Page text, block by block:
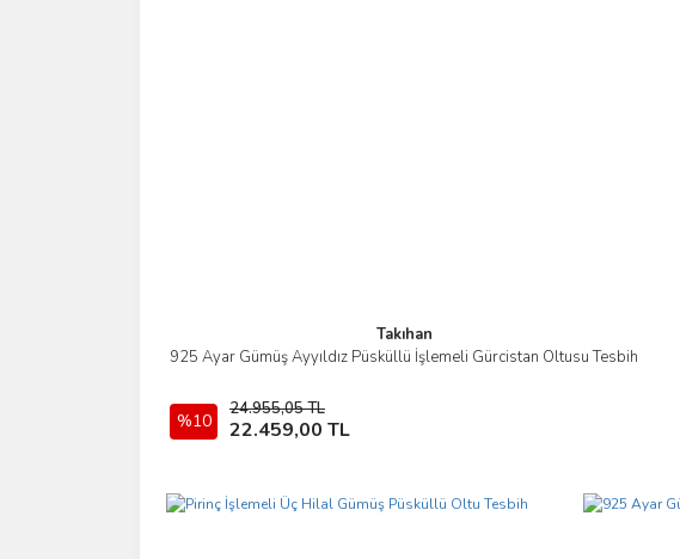
Takıhan
925 Ayar Gümüş Ayyıldız Püsküllü İşlemeli Gürcistan Oltusu Tesbih
%10
24.955,05 TL
22.459,00 TL
İncele